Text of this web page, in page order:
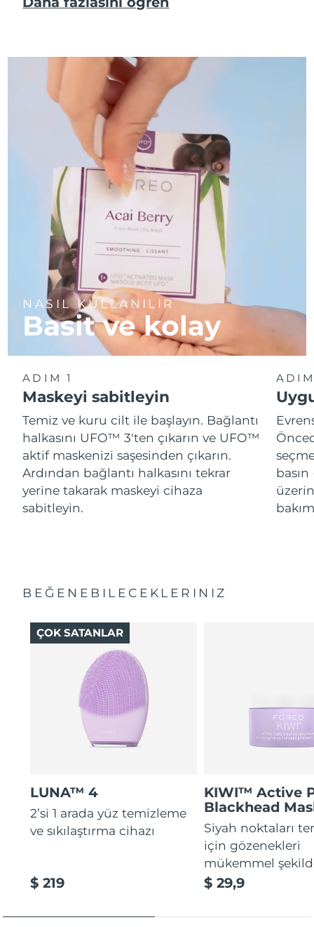
NASIL KULLANILIR
Basit ve kolay
ADIM 1
Maskeyi sabitleyin
Temiz ve kuru cilt ile başlayın. Bağlantı
halkasını UFO™ 3'ten çıkarın ve UFO™
aktif maskenizi saşesinden çıkarın.
Ardından bağlantı halkasını tekrar
yerine takarak maskeyi cihaza
sabitleyin.
BEĞENEBILECEKLERINIZ
LUNA™ 4
2’si 1 arada yüz temizleme
ve sıkılaştırma cihazı
$ 219
ÇOK SATANLAR
KIWI™ Active
Blackhead
Siyah noktaları
için gözenekleri
mükemmel
$ 29,9